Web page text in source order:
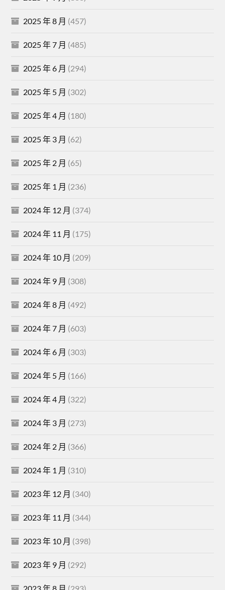
2025 年 8 月 (457)
2025 年 7 月 (485)
2025 年 6 月 (294)
2025 年 5 月 (302)
2025 年 4 月 (180)
2025 年 3 月 (62)
2025 年 2 月 (65)
2025 年 1 月 (236)
2024 年 12 月 (374)
2024 年 11 月 (175)
2024 年 10 月 (209)
2024 年 9 月 (308)
2024 年 8 月 (492)
2024 年 7 月 (603)
2024 年 6 月 (303)
2024 年 5 月 (166)
2024 年 4 月 (322)
2024 年 3 月 (273)
2024 年 2 月 (366)
2024 年 1 月 (310)
2023 年 12 月 (340)
2023 年 11 月 (344)
2023 年 10 月 (398)
2023 年 9 月 (292)
2023 年 8 月 (293)